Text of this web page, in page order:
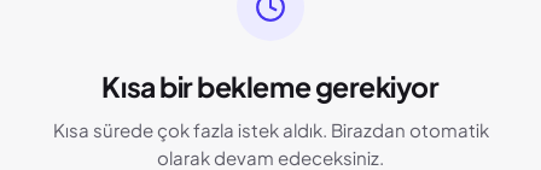
Kısa bir bekleme gerekiyor
Kısa sürede çok fazla istek aldık. Birazdan otomatik
olarak devam edeceksiniz.